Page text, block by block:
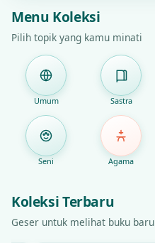
Menu Koleksi
Pilih topik yang kamu minati
Umum Sastra
Seni Agama
Koleksi Terbaru
Geser untuk melihat buku baru